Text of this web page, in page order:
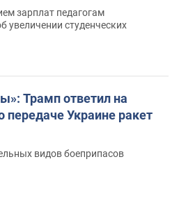
зарплат педагогам
увеличении студенческих
Трамп ответил на
передаче Украине ракет
видов боеприпасов